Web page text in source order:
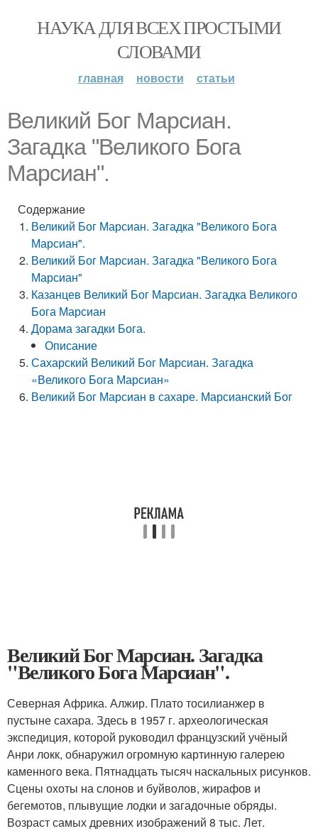
НАУКА ДЛЯ ВСЕХ ПРОСТЫМИ
СЛОВАМИ
главная новости статьи
Великий Бог Марсиан.
Загадка "Великого Бога
Марсиан".
Содержание
Великий Бог Марсиан. Загадка "Великого Бога
Марсиан".
Великий Бог Марсиан. Загадка "Великого Бога
Марсиан"
Казанцев Великий Бог Марсиан. Загадка Великого
Бога Марсиан
Дорама загадки Бога.
Описание
Сахарский Великий Бог Марсиан. Загадка
«Великого Бога Марсиан»
Великий Бог Марсиан в сахаре. Марсианский Бог
Великий Бог Марсиан. Загадка
"Великого Бога Марсиан".
Северная Африка. Алжир. Плато тосилианжер в
пустыне сахара. Здесь в 1957 г. археологическая
экспедиция, которой руководил французский учёный
Анри локк, обнаружил огромную картинную галерею
каменного века. Пятнадцать тысяч наскальных рисунков.
Сцены охоты на слонов и буйволов, жирафов и
бегемотов, плывущие лодки и загадочные обряды.
Возраст самых древних изображений 8 тыс. Лет.